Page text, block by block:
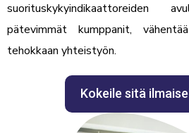
suorituskykyindikaattoreiden
pätevimmät kumppanit,
tehokkaan yhteistyön.
Kokeile sitä